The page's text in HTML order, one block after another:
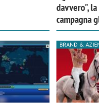
davvero",
campagna
BRAND &
creatività resta centrale,
il talento»